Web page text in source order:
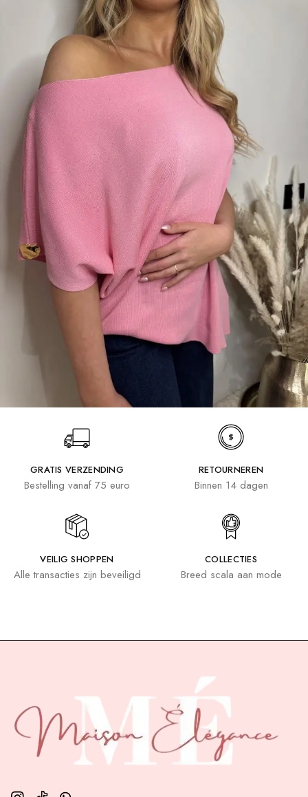
GRATIS VERZENDING
Bestelling vanaf 75 euro
RETOURNEREN
Binnen 14 dagen
VEILIG SHOPPEN
Alle transacties zijn beveiligd
COLLECTIES
Breed scala aan mode